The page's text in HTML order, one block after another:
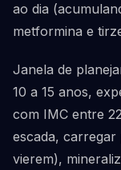
ao dia
metformina e
Janela de
10 a 15 anos,
com IMC entre
escada,
vierem),